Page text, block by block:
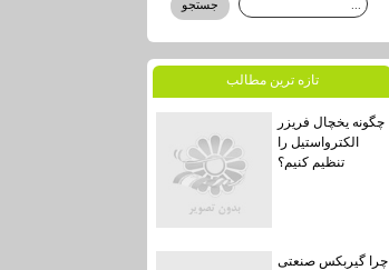
تازه ترين مطالب
چگونه یخچال فریزر
الکترواستیل را
تنظیم کنیم؟
چرا گیربکس صنعتی